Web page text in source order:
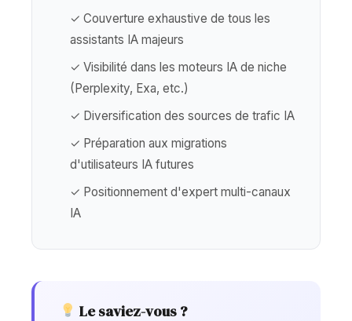
✓ Couverture exhaustive de tous les
assistants IA majeurs
✓ Visibilité dans les moteurs IA de niche
(Perplexity, Exa, etc.)
✓ Diversification des sources de trafic IA
✓ Préparation aux migrations
d'utilisateurs IA futures
✓ Positionnement d'expert multi-canaux
IA
Le saviez-vous ?